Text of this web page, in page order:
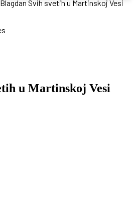
Blagdan Svih svetih u Martinskoj Vesi
u Martinskoj Vesi